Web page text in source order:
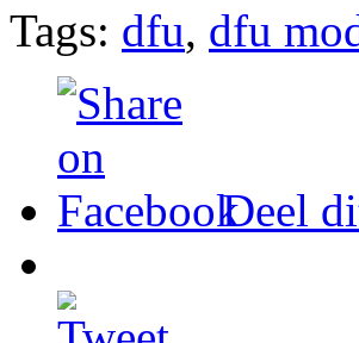
Tags: dfu, dfu
Deel